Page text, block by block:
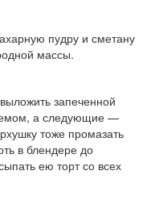
пудру и сметану
массы.
запеченной
а следующие —
тоже промазать
в блендере до
ею торт со всех